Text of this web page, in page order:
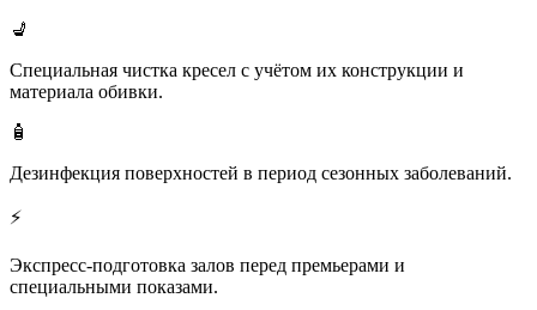
💺
Специальная чистка кресел с учётом их конструкции и
материала обивки.
🧴
Дезинфекция поверхностей в период сезонных заболеваний.
⚡
Экспресс-подготовка залов перед премьерами и
специальными показами.